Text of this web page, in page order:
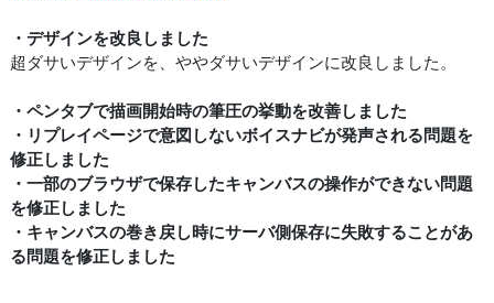
・デザインを改良しました
超ダサいデザインを、ややダサいデザインに改良しました。
・ペンタブで描画開始時の筆圧の挙動を改善しました
・リプレイページで意図しないボイスナビが発声される問題を
修正しました
・一部のブラウザで保存したキャンバスの操作ができない問題
を修正しました
・キャンバスの巻き戻し時にサーバ側保存に失敗することがあ
る問題を修正しました